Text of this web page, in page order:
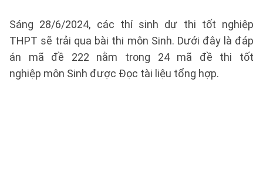
Sáng 28/6/2024, các thí sinh dự thi tốt nghiệp
THPT sẽ trải qua bài thi môn Sinh. Dưới đây là đáp
án mã đề 222 nằm trong 24 mã đề thi tốt
nghiệp môn Sinh được Đọc tài liệu tổng hợp.